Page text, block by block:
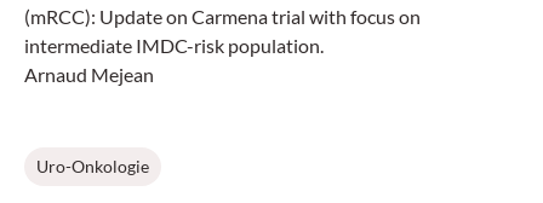
(mRCC): Update on Carmena trial with focus on
intermediate IMDC-risk population.
Arnaud Mejean
Uro-Onkologie